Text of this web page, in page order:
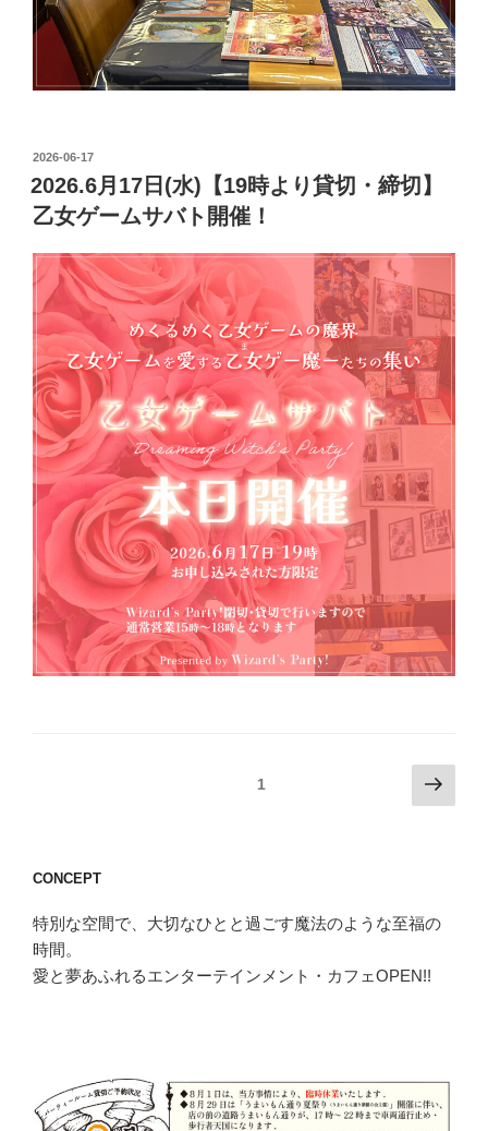
投
稿
日:
2026-06-17
2026.6月17日(水)【19時より貸切・締切】
乙女ゲームサバト開催！
ペ
ジ
送
り
1
次
の
CONCEPT
特別な空間で、大切なひとと過ごす魔法のような至福の
時間。
愛と夢あふれるエンターテインメント・カフェOPEN!!